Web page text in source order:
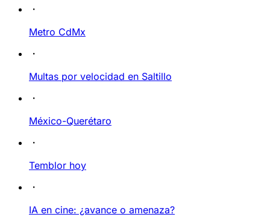
Metro CdMx
Multas por velocidad en Saltillo
México-Querétaro
Temblor hoy
IA en cine: ¿avance o amenaza?